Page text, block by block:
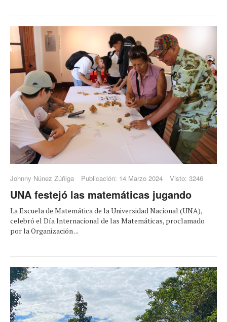
Johnny Núnez Zúñiga Publicación: 14 Marzo 2024 Visto: 3246
UNA festejó las matemáticas jugando
La Escuela de Matemática de la Universidad Nacional (UNA),
celebró el Día Internacional de las Matemáticas, proclamado
por la Organización ...